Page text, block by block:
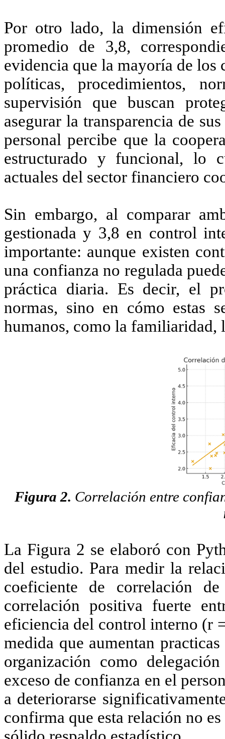
Por otro lado, la dimensión
promedio de 3,8,
evidencia que la mayoría de los
políticas, procedimientos,
supervisión que buscan
asegurar la transparencia de
personal percibe que la
estructurado y funcional, lo
actuales del sector financiero
Sin embargo, al comparar
gestionada y 3,8 en control
importante: aunque existen
una confianza no regulada
práctica diaria. Es decir, el
normas, sino en cómo estas
humanos, como la familiaridad,
Figura 2. Correlación entre
La Figura 2 se elaboró con
del estudio. Para medir la
coeficiente de correlación
correlación positiva fuerte
eficiencia del control interno (r
medida que aumentan
organización como
exceso de confianza en el
a deteriorarse
confirma que esta relación no